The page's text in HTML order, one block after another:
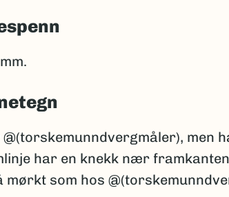
@(torskemunndvergmåler), men
har en knekk nær
mørkt som hos